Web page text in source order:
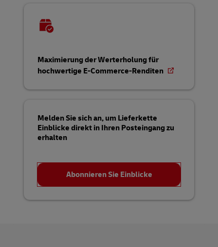
Maximierung der Werterholung für
hochwertige E-Commerce-Renditen
Melden Sie sich an, um Lieferkette
Einblicke direkt in Ihren Posteingang zu
erhalten
Abonnieren Sie Einblicke